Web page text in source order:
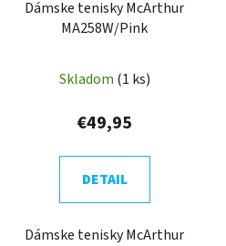
Dámske tenisky McArthur
MA258W/Pink
Skladom (1 ks)
€49,95
DETAIL
Dámske tenisky McArthur